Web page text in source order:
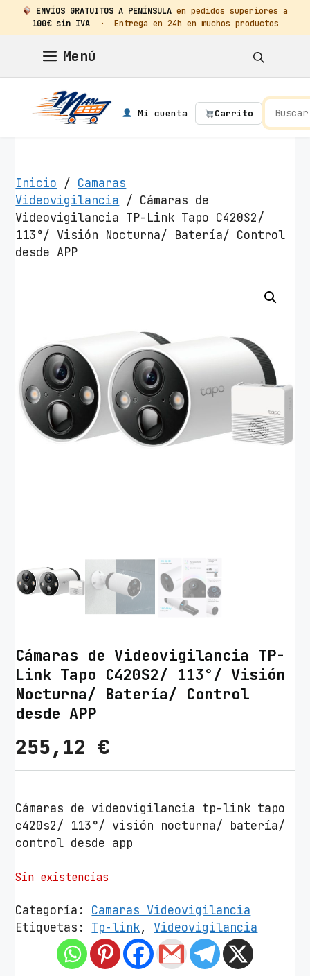
ENVÍOS GRATUITOS A PENÍNSULA en pedidos superiores a
100€ sin IVA· Entrega en 24h en muchos productos
contenido
Menú
Mi cuenta Carrito
Inicio / Camaras
Videovigilancia / Cámaras de
Videovigilancia TP-Link Tapo C420S2/
113°/ Visión Nocturna/ Batería/ Control
desde APP
Cámaras de Videovigilancia TP-
Link Tapo C420S2/ 113°/ Visión
Nocturna/ Batería/ Control
desde APP
255,12 €
Cámaras de videovigilancia tp-link tapo
c420s2/ 113°/ visión nocturna/ batería/
control desde app
Sin existencias
Categoría: Camaras Videovigilancia
Etiquetas: Tp-link, Videovigilancia